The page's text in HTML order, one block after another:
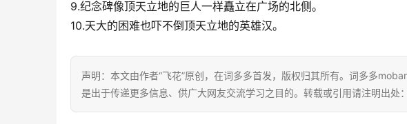
9.纪念碑像顶天立地的巨人一样矗立在广场的北侧。
10.天大的困难也吓不倒顶天立地的英雄汉。
声明：本文由作者“飞花”原创，在词多多首发，版权归其所有。词多多
是出于传递更多信息、供广大网友交流学习之目的。转载或引用请注明出